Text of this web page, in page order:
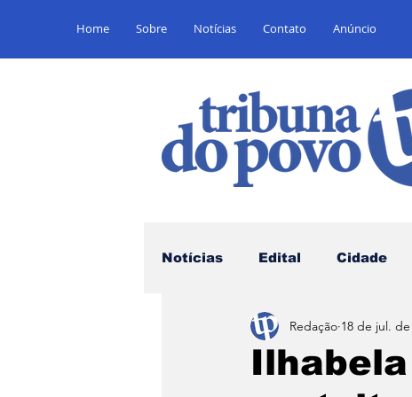
Home Sobre Notícias Contato Anúncio
Notícias Edital Cidade
Educação
Redação 18 de jul. de